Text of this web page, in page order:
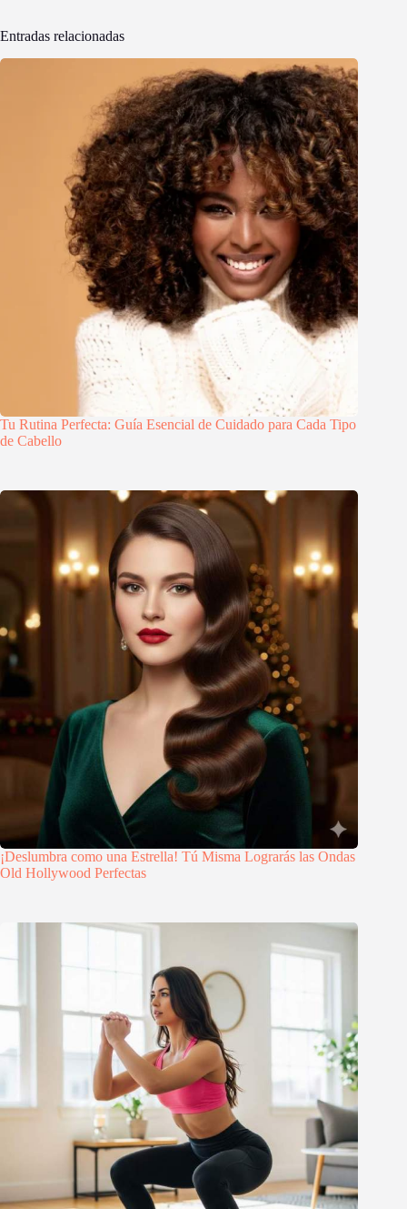
Entradas relacionadas
Tu Rutina Perfecta: Guía Esencial de Cuidado para Cada Tipo
de Cabello
¡Deslumbra como una Estrella! Tú Misma Lograrás las Ondas
Old Hollywood Perfectas